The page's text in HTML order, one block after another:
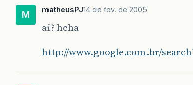
M matheusPJ14 de fev. de 2005
ai? heha
http://www.google.com.br/